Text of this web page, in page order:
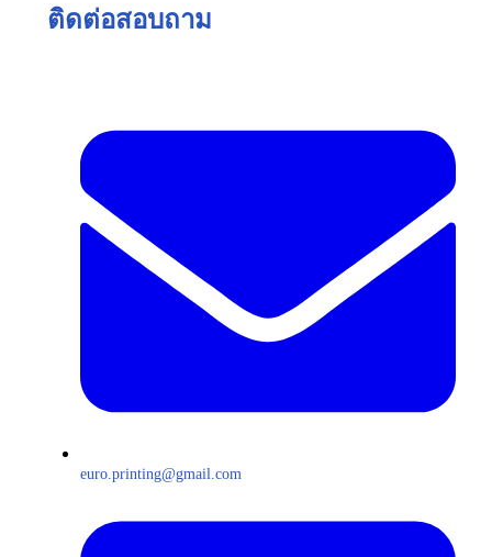
ติดต่อสอบถาม
euro.printing@gmail.com